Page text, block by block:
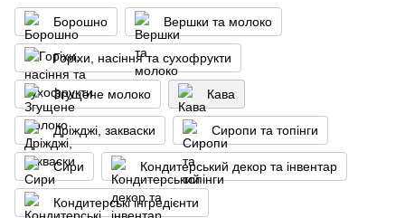
Борошно Вершки та молоко
Горіхи, насіння та сухофрукти
Згущене молоко Кава
Дріжджі, закваски Сиропи та топінги
Сири Кондитерський декор та інвентар
Кондитерські інгредієнти